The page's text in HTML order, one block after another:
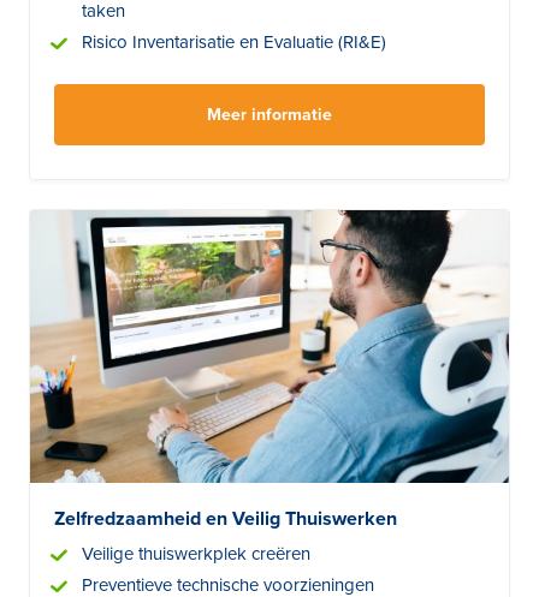
taken
Risico Inventarisatie en Evaluatie (RI&E)
Meer informatie
Zelfredzaamheid en Veilig Thuiswerken
Veilige thuiswerkplek creëren
Preventieve technische voorzieningen